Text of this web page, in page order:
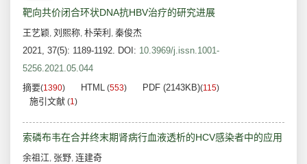
靶向共价闭合环状DNA抗HBV治疗的研究进展
王艺颖, 刘熙称, 朴荣利 , 秦俊杰
2021, 37(5): 1189-1192. DOI: 10.3969/j.issn.1001-
5256.2021.05.044
摘要(1390) HTML (553) PDF (2143KB)(115)
施引文献 (1)
索磷布韦在合并终末期肾病行血液透析的HCV感染者中的应用
余祖江, 张野, 连建奇